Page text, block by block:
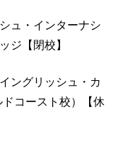
ュ・インターナシ
ジ【閉校】
ングリッシュ・カ
ドコースト校）【休